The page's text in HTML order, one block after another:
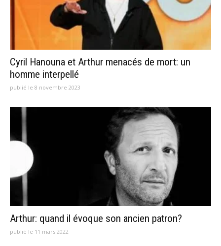
Cyril Hanouna et Arthur menacés de mort: un
homme interpellé
publié le 8 novembre 2023
Arthur: quand il évoque son ancien patron?
publié le 11 mars 2022